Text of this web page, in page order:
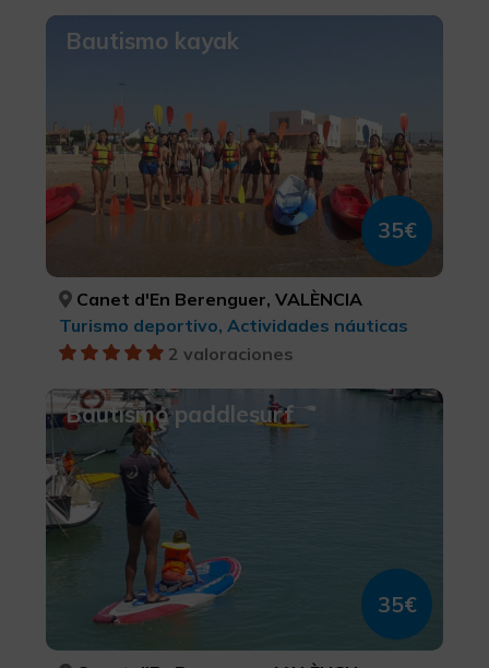
Bautismo kayak
35€
Canet d'En Berenguer, VALÈNCIA
Turismo deportivo, Actividades náuticas
2 valoraciones
Bautismo paddlesurf
35€